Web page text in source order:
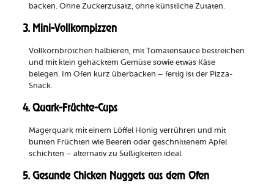
backen. Ohne Zuckerzusatz, ohne künstliche Zutaten.
3. Mini-Vollkornpizzen
Vollkornbrötchen halbieren, mit Tomatensauce bestreichen
und mit klein gehacktem Gemüse sowie etwas Käse
belegen. Im Ofen kurz überbacken – fertig ist der Pizza-
Snack.
4. Quark-Früchte-Cups
Magerquark mit einem Löffel Honig verrühren und mit
bunten Früchten wie Beeren oder geschnittenem Apfel
schichten – alternativ zu Süßigkeiten ideal.
5. Gesunde Chicken Nuggets aus dem Ofen